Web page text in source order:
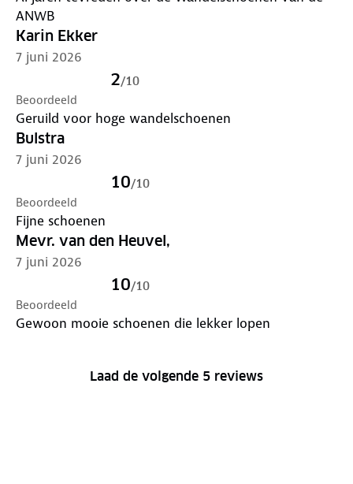
ANWB
Karin Ekker
7 juni 2026
2/10
Beoordeeld
Geruild voor hoge wandelschoenen
Bulstra
7 juni 2026
10/10
Beoordeeld
Fijne schoenen
Mevr. van den Heuvel,
7 juni 2026
10/10
Beoordeeld
Gewoon mooie schoenen die lekker lopen
Laad de volgende 5 reviews